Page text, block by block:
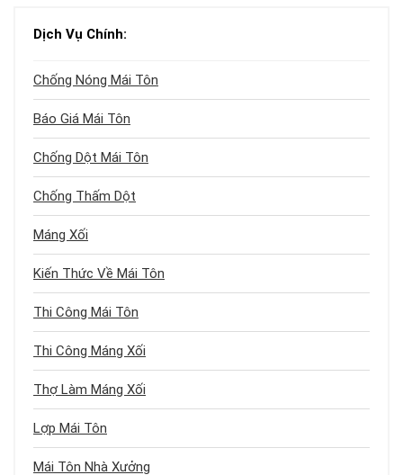
Dịch Vụ Chính:
Chống Nóng Mái Tôn
Báo Giá Mái Tôn
Chống Dột Mái Tôn
Chống Thấm Dột
Máng Xối
Kiến Thức Về Mái Tôn
Thi Công Mái Tôn
Thi Công Máng Xối
Thợ Làm Máng Xối
Lợp Mái Tôn
Mái Tôn Nhà Xưởng